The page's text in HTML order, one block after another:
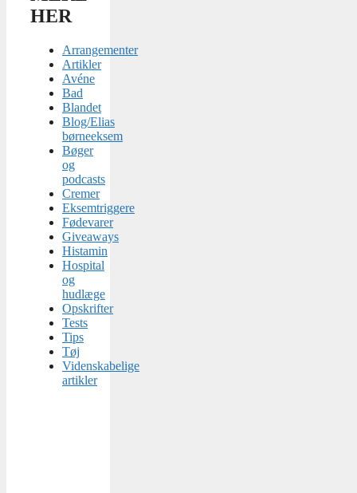
HER
Arrangementer
Artikler
Avéne
Bad
Blandet
Blog/Elias
børneeksem
Bøger
og
podcasts
Cremer
Eksemtriggere
Fødevarer
Giveaways
Histamin
Hospital
og
hudlæge
Opskrifter
Tests
Tips
Tøj
Videnskabelige
artikler